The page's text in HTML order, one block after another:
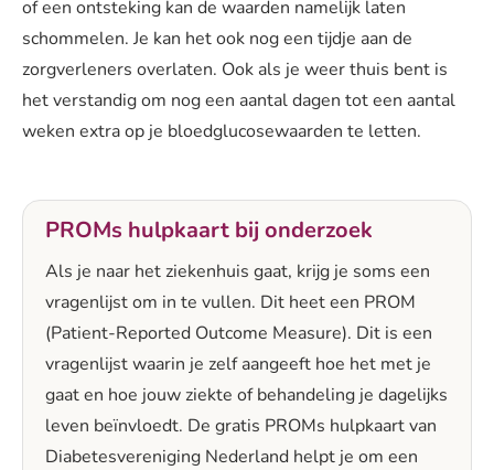
of een ontsteking kan de waarden namelijk laten
schommelen. Je kan het ook nog een tijdje aan de
zorgverleners overlaten. Ook als je weer thuis bent is
het verstandig om nog een aantal dagen tot een aantal
weken extra op je bloedglucosewaarden te letten.
PROMs hulpkaart bij onderzoek
Als je naar het ziekenhuis gaat, krijg je soms een
vragenlijst om in te vullen. Dit heet een PROM
(Patient-Reported Outcome Measure). Dit is een
vragenlijst waarin je zelf aangeeft hoe het met je
gaat en hoe jouw ziekte of behandeling je dagelijks
leven beïnvloedt. De gratis PROMs hulpkaart van
Diabetesvereniging Nederland helpt je om een